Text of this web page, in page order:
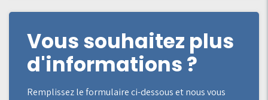
Vous souhaitez plus
d'informations ?
Remplissez le formulaire ci-dessous et nous vous